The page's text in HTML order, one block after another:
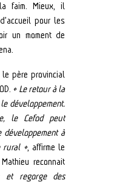
faim. Mieux, il
pour les
un moment de
père provincial
« Le retour à la
développement.
le Cefod peut
à
rural », affirme le
reconnait
et regorge des